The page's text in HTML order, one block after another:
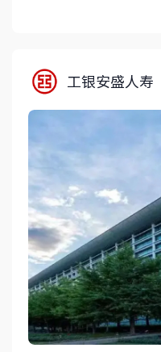
工银安盛人寿